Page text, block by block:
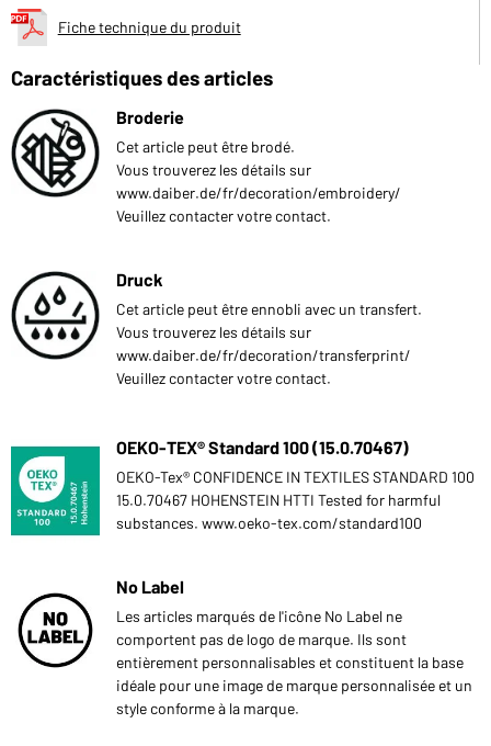
Fiche technique du produit
Caractéristiques des articles
Broderie
Cet article peut être brodé.
Vous trouverez les détails sur
www.daiber.de/fr/decoration/embroidery/
Veuillez contacter votre contact.
Druck
Cet article peut être ennobli avec un transfert.
Vous trouverez les détails sur
www.daiber.de/fr/decoration/transferprint/
Veuillez contacter votre contact.
OEKO-TEX® Standard 100 (15.0.70467)
OEKO-Tex® CONFIDENCE IN TEXTILES STANDARD 100
15.0.70467 HOHENSTEIN HTTI Tested for harmful
substances. www.oeko-tex.com/standard100
No Label
Les articles marqués de l'icône No Label ne
comportent pas de logo de marque. Ils sont
entièrement personnalisables et constituent la base
idéale pour une image de marque personnalisée et un
style conforme à la marque.